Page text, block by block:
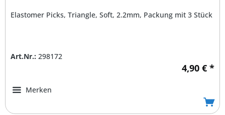
Elastomer Picks, Triangle, Soft, 2.2mm, Packung mit 3 Stück
Art.Nr.: 298172
4,90 € *
Merken